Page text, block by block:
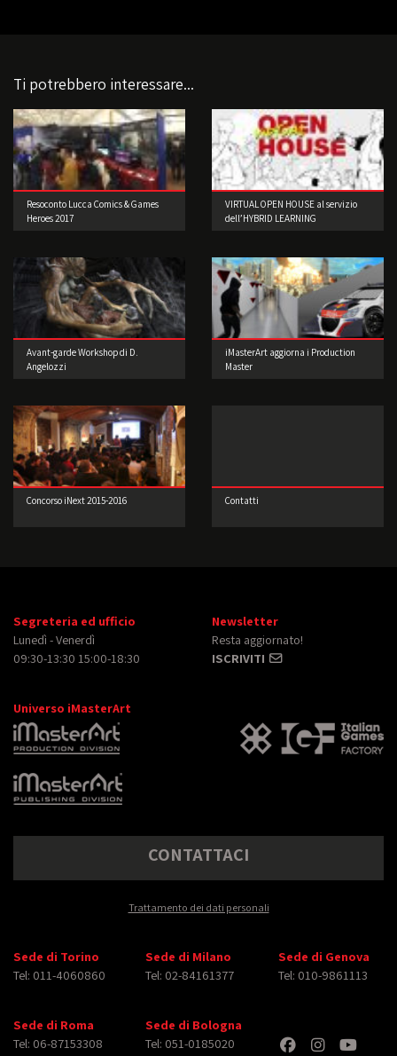
Ti potrebbero interessare...
Resoconto Lucca Comics & Games
Heroes 2017
VIRTUAL OPEN HOUSE al servizio
dell’HYBRID LEARNING
Avant-garde Workshop di D.
Angelozzi
iMasterArt aggiorna i Production
Master
Concorso iNext 2015-2016 Contatti
Segreteria ed ufficio
Lunedì - Venerdì
09:30-13:30 15:00-18:30
Newsletter
Resta aggiornato!
ISCRIVITI
Universo iMasterArt
CONTATTACI
Trattamento dei dati personali
Sede di Torino
Tel: 011-4060860
Sede di Milano
Tel: 02-84161377
Sede di Genova
Tel: 010-9861113
Sede di Roma
Tel: 06-87153308
Sede di Bologna
Tel: 051-0185020